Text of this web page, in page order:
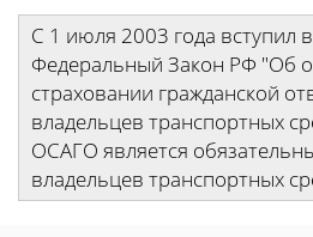
С 1 июля 2003 года вступил
Федеральный Закон РФ "Об
страховании гражданской
владельцев транспортных
ОСАГО является
владельцев транспортных